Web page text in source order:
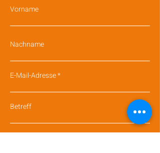
Vorname
Nachname
E-Mail-Adresse
Betreff